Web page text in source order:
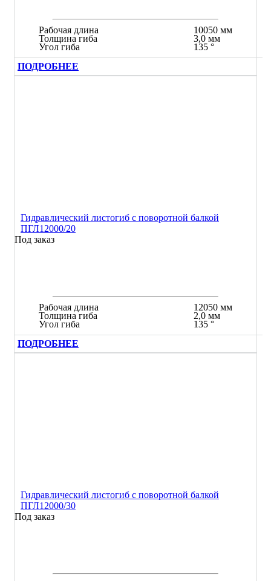
Рабочая длина
Толщина гиба
Угол гиба
10050 мм
3,0 мм
135 °
ПОДРОБНЕЕ
Гидравлический листогиб с поворотной балкой
ПГЛ12000/20
Под заказ
Рабочая длина
Толщина гиба
Угол гиба
12050 мм
2,0 мм
135 °
ПОДРОБНЕЕ
Гидравлический листогиб с поворотной балкой
ПГЛ12000/30
Под заказ